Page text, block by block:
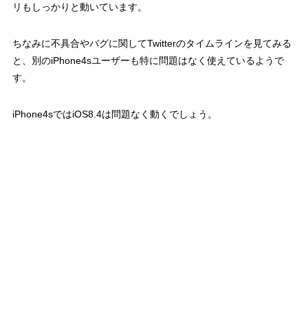
リもしっかりと動いています。
ちなみに不具合やバグに関してTwitterのタイムラインを見てみる
と、別のiPhone4sユーザーも特に問題はなく使えているようで
す。
iPhone4sではiOS8.4は問題なく動くでしょう。